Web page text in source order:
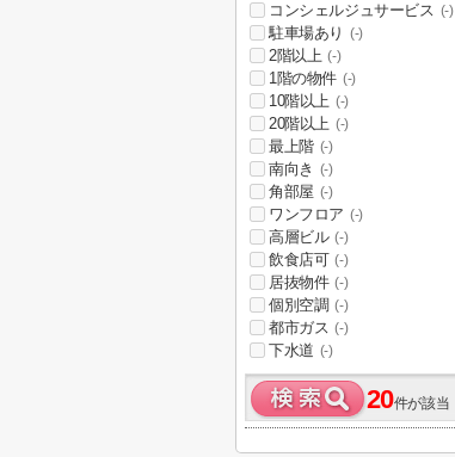
コンシェルジュサービス (-)
駐車場あり (-)
2階以上 (-)
1階の物件 (-)
10階以上 (-)
20階以上 (-)
最上階 (-)
南向き (-)
角部屋 (-)
ワンフロア (-)
高層ビル (-)
飲食店可 (-)
居抜物件 (-)
個別空調 (-)
都市ガス (-)
下水道 (-)
20件が該当